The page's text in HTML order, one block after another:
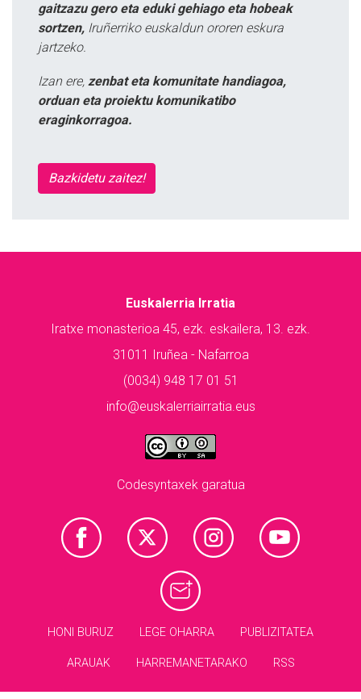
gaitzazu gero eta eduki gehiago eta hobeak
sortzen, Iruñerriko euskaldun ororen eskura
jartzeko.
Izan ere, zenbat eta komunitate handiagoa,
orduan eta proiektu komunikatibo
eraginkorragoa.
Bazkidetu zaitez!
Euskalerria Irratia
Iratxe monasterioa 45, ezk. eskailera, 13. ezk.
31011 Iruñea - Nafarroa
(0034) 948 17 01 51
info@euskalerriairratia.eus
Codesyntaxek garatua
HONI BURUZ LEGE OHARRA PUBLIZITATEA
ARAUAK HARREMANETARAKO RSS